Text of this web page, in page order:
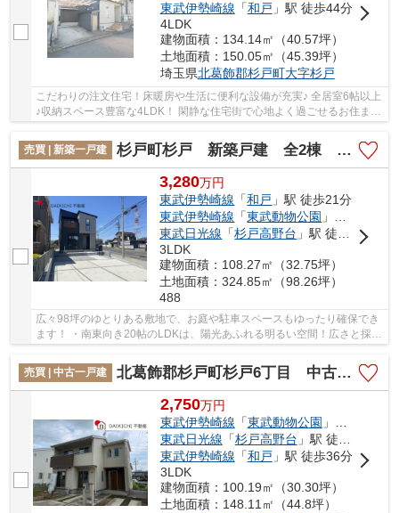
東武伊勢崎線 「和戸 」駅 徒歩44分
4LDK
建物面積：134.14㎡（40.57坪）
土地面積：150.05㎡（45.39坪）
埼玉県北葛飾郡杉戸町大字杉戸
こだわりの注文住宅！床暖房や生活に便利な設備が充実♪ 全居室6帖以上
♪収納スペース豊富な4LDK！ 閑静な住宅街で心地よく過ごせるお住まい
売買 | 新築一戸建
杉戸町杉戸 新築戸建 全2棟 2号棟
3,280万円
東武伊勢崎線 「和戸 」駅 徒歩21分
東武伊勢崎線 「東武動物公園 」駅 徒歩17分
東武日光線 「杉戸高野台 」駅 徒歩34分
3LDK
建物面積：108.27㎡（32.75坪）
土地面積：324.85㎡（98.26坪）
488
広々98坪のゆとりある敷地で、お庭や駐車スペースもゆったり確保でき
ます！ ・南東向き20帖のLDKは、陽光あふれる明るい空間！広さと採光
売買 | 中古一戸建
北葛飾郡杉戸町杉戸6丁目 中古戸建
2,750万円
東武伊勢崎線 「東武動物公園 」駅 徒歩18分
東武日光線 「杉戸高野台 」駅 徒歩28分
東武伊勢崎線 「和戸 」駅 徒歩36分
3LDK
建物面積：100.19㎡（30.30坪）
土地面積：148.11㎡（44.8坪）